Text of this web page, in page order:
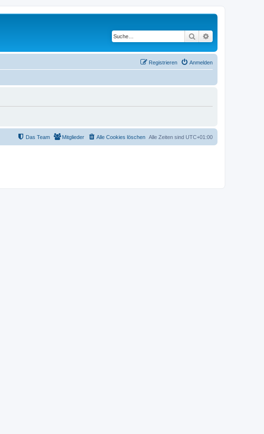
Suche
Anmelden
Registrieren
Alle Zeiten sind UTC+01:00
Alle Cookies löschen
Mitglieder
Das Team